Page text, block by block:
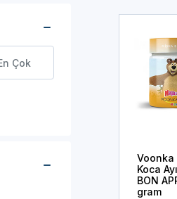
Voonka
Koca
BON
gram